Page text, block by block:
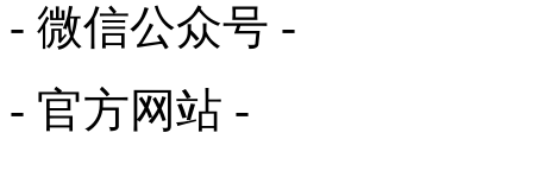
- 微信公众号 -
- 官方网站 -